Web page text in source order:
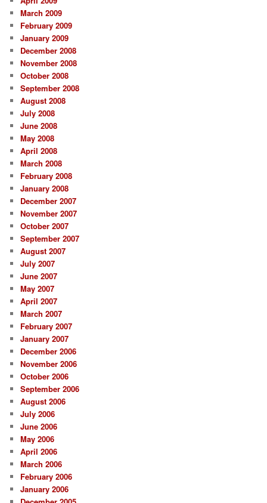
March 2009
February 2009
January 2009
December 2008
November 2008
October 2008
September 2008
August 2008
July 2008
June 2008
May 2008
April 2008
March 2008
February 2008
January 2008
December 2007
November 2007
October 2007
September 2007
August 2007
July 2007
June 2007
May 2007
April 2007
March 2007
February 2007
January 2007
December 2006
November 2006
October 2006
September 2006
August 2006
July 2006
June 2006
May 2006
April 2006
March 2006
February 2006
January 2006